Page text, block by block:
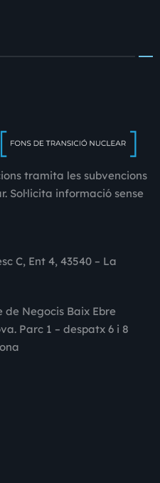
tramita les subvencions
Sol·licita informació sense
C, Ent 4, 43540 – La
de Negocis Baix Ebre
Parc 1 – despatx 6 i 8